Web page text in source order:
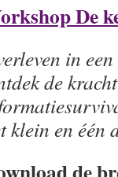
De
in
de
klein en